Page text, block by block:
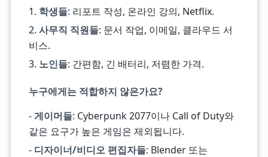
1. 학생들: 리포트 작성, 온라인 강의, Netflix.
2. 사무직 직원들: 문서 작업, 이메일, 클라우드 서
비스.
3. 노인들: 간편함, 긴 배터리, 저렴한 가격.
누구에게는 적합하지 않은가요?
-게이머들: Cyberpunk 2077이나 Call of Duty와
같은 요구가 높은 게임은 제외됩니다.
- 디자이너/비디오 편집자들: Blender 또는